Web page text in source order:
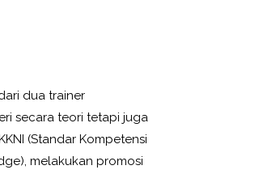
dua trainer
secara teori tetapi juga
(Standar Kompetensi
melakukan promosi